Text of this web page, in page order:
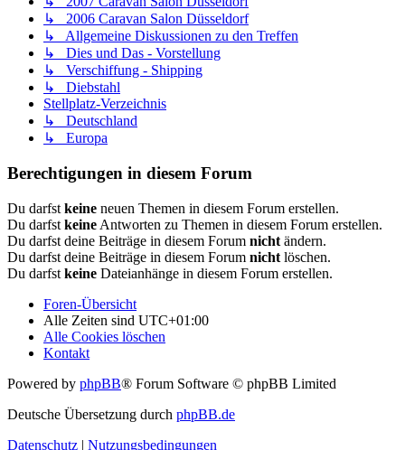
↳ 2006 Caravan Salon Düsseldorf
↳ Allgemeine Diskussionen zu den Treffen
↳ Dies und Das - Vorstellung
↳ Verschiffung - Shipping
↳ Diebstahl
Stellplatz-Verzeichnis
↳ Deutschland
↳ Europa
Berechtigungen in diesem Forum
Du darfst keine neuen Themen in diesem Forum erstellen.
Du darfst keine Antworten zu Themen in diesem Forum erstellen.
Du darfst deine Beiträge in diesem Forum nicht ändern.
Du darfst deine Beiträge in diesem Forum nicht löschen.
Du darfst keine Dateianhänge in diesem Forum erstellen.
Foren-Übersicht
Alle Zeiten sind UTC+01:00
Alle Cookies löschen
Kontakt
Powered by phpBB® Forum Software © phpBB Limited
Deutsche Übersetzung durch phpBB.de
Datenschutz | Nutzungsbedingungen